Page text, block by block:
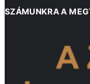
SZÁMUNKRA A